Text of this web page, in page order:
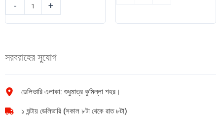
-
সি
আই
(Aloe
quantity
+
গোল্ড
টিস্যু
সরবরাহের সুযোগ
ডেলিভারি এলাকা: শুধুমাত্র কুমিল্লা শহর।
১ ঘন্টায় ডেলিভারি (সকাল ৮টা থেকে রাত ৮টা)